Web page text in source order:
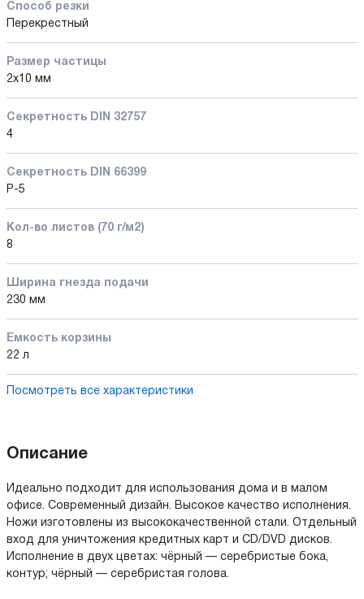
Способ резки
Перекрестный
Размер частицы
2x10 мм
Секретность DIN 32757
4
Секретность DIN 66399
P-5
Кол-во листов (70 г/м2)
8
Ширина гнезда подачи
230 мм
Емкость корзины
22 л
Посмотреть все характеристики
Описание
Идеально подходит для использования дома и в малом
офисе. Современный дизайн. Высокое качество исполнения.
Ножи изготовлены из высококачественной стали. Отдельный
вход для уничтожения кредитных карт и CD/DVD дисков.
Исполнение в двух цветах: чёрный — серебристые бока,
контур; чёрный — серебристая голова.